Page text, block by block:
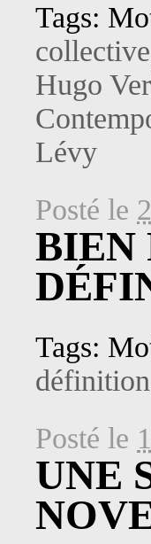
Tags:
collective
Hugo
Lévy
Posté le
BIEN
Tags:
définition
Posté le
UNE